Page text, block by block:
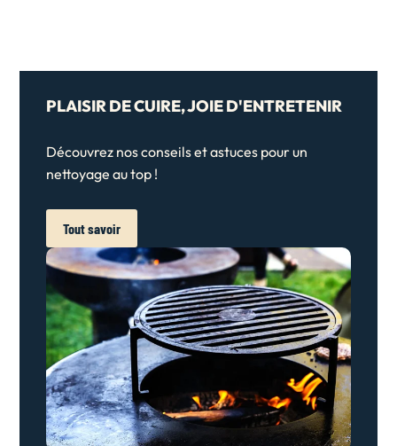
PLAISIR DE CUIRE, JOIE D'ENTRETENIR
Découvrez nos conseils et astuces pour un
nettoyage au top !
Tout savoir